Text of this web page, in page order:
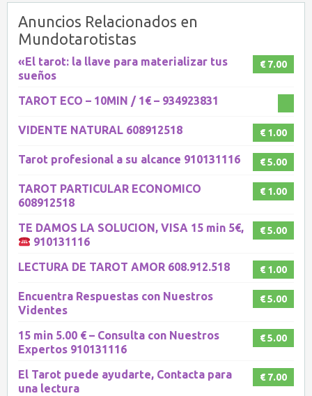
Anuncios Relacionados en
Mundotarotistas
€ 7.00
«El tarot: la llave para materializar tus
sueños
TAROT ECO – 10MIN / 1€ – 934923831
€ 1.00
VIDENTE NATURAL 608912518
€ 5.00
Tarot profesional a su alcance 910131116
€ 1.00
TAROT PARTICULAR ECONOMICO
608912518
€ 5.00
TE DAMOS LA SOLUCION, VISA 15 min 5€,
910131116
€ 1.00
LECTURA DE TAROT AMOR 608.912.518
€ 5.00
Encuentra Respuestas con Nuestros
Videntes
€ 5.00
15 min 5.00 € – Consulta con Nuestros
Expertos 910131116
€ 7.00
El Tarot puede ayudarte, Contacta para
una lectura